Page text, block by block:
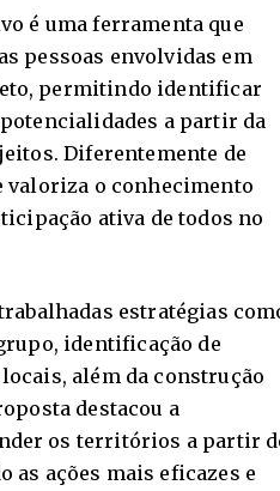
é uma ferramenta que
pessoas envolvidas em
permitindo identificar
a partir da
Diferentemente de
valoriza o conhecimento
ativa de todos no
estratégias
identificação de
além da construção
destacou a
os territórios a partir
as ações mais eficazes e